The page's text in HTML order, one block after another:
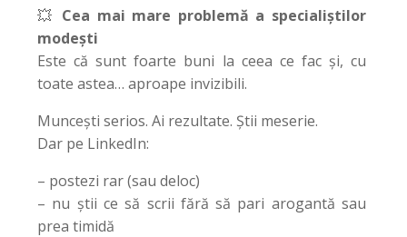
Miez
quantity
💥 Cea mai mare problemă a specialiștilor
modești
Este că sunt foarte buni la ceea ce fac și, cu
toate astea… aproape invizibili.
Muncești serios. Ai rezultate. Știi meserie.
Dar pe LinkedIn:
– postezi rar (sau deloc)
– nu știi ce să scrii fără să pari arogantă sau
prea timidă